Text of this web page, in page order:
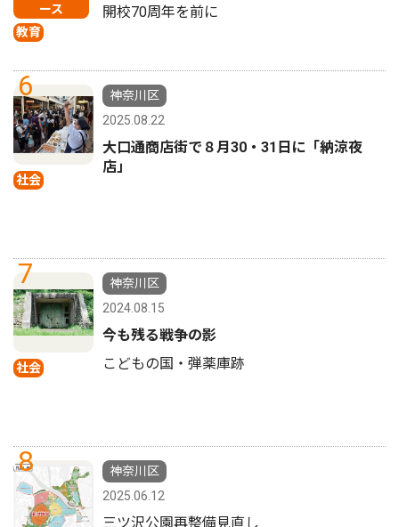
ース
教育
開校70周年を前に
6
社会
神奈川区
2025.08.22
大口通商店街で８月30・31日に「納涼夜
店」
7
社会
神奈川区
2024.08.15
今も残る戦争の影
こどもの国・弾薬庫跡
8
神奈川区
2025.06.12
三ツ沢公園再整備見直し